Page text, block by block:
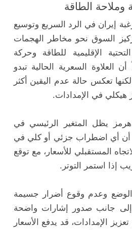
وملاحة الطاقة
إيران في الرد السريع وتوسيع
السوق نحو مخاطر الهجمات
الإقليمية للطاقة وحركة
أن العلاوة السعرية الحالية تبدو
تعكس حالة عدم اليقين أكثر
هيكلي في الإمدادات.
يظل المتغير الرئيسي في
أن أي اضطراب جزئي أو كلي في
المستقبلي للأسعار، مع توقع
إذا استمر التوتر.
الوضع وعدم وقوع أضرار جسيمة
إلى جانب صدور إشارات واضحة
الإمدادات، قد يدفع الأسعار